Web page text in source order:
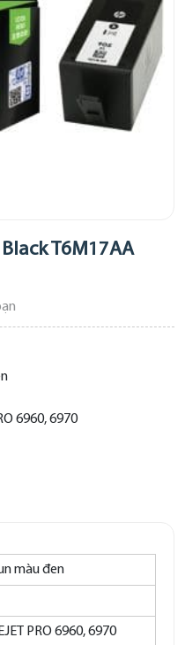
T6M17AA
6960, 6970
màu đen
PRO 6960, 6970